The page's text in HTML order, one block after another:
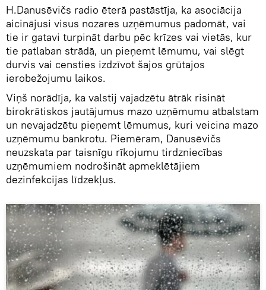
H.Danusēvičs radio ēterā pastāstīja, ka asociācija
aicinājusi visus nozares uzņēmumus padomāt, vai
tie ir gatavi turpināt darbu pēc krīzes vai vietās, kur
tie patlaban strādā, un pieņemt lēmumu, vai slēgt
durvis vai censties izdzīvot šajos grūtajos
ierobežojumu laikos.
Viņš norādīja, ka valstij vajadzētu ātrāk risināt
birokrātiskos jautājumus mazo uzņēmumu atbalstam
un nevajadzētu pieņemt lēmumus, kuri veicina mazo
uzņēmumu bankrotu. Piemēram, Danusēvičs
neuzskata par taisnīgu rīkojumu tirdzniecības
uzņēmumiem nodrošināt apmeklētājiem
dezinfekcijas līdzekļus.